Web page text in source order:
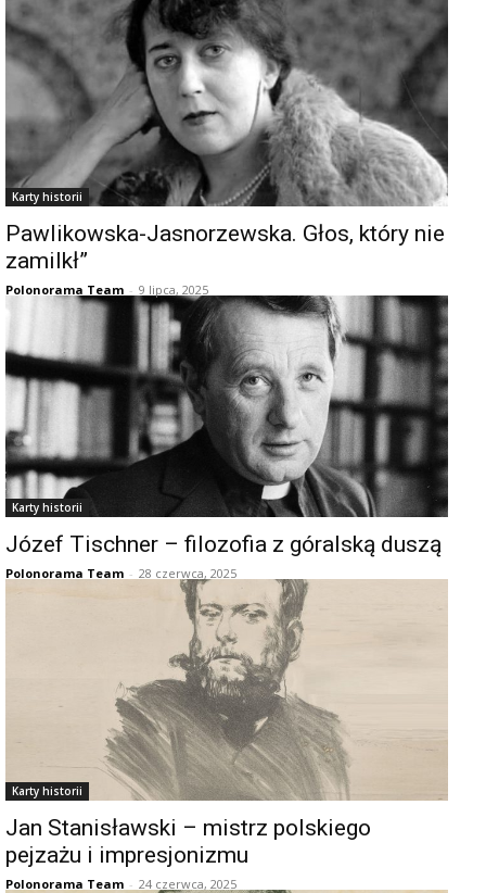
Karty historii
Pawlikowska-Jasnorzewska. Głos, który nie
zamilkł”
Polonorama Team - 9 lipca, 2025
Karty historii
Józef Tischner – filozofia z góralską duszą
Polonorama Team - 28 czerwca, 2025
Karty historii
Jan Stanisławski – mistrz polskiego
pejzażu i impresjonizmu
Polonorama Team - 24 czerwca, 2025